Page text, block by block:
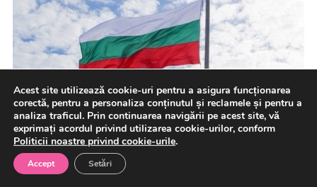
Şefa diplomaţiei bulgare Velislava Petrova a convocat-o
pe ambasadoare Ucrainei la o întâlnire, luni, în urma
prăbuşirii unei […]
Acest site utilizează cookie-uri pentru a asigura funcționarea
corectă, pentru a personaliza conținutul și reclamele și pentru a
analiza traficul. Prin continuarea navigării pe acest site, vă
exprimați acordul privind utilizarea cookie-urilor, conform
Politicii noastre privind cookie-urile.
Accept Setări